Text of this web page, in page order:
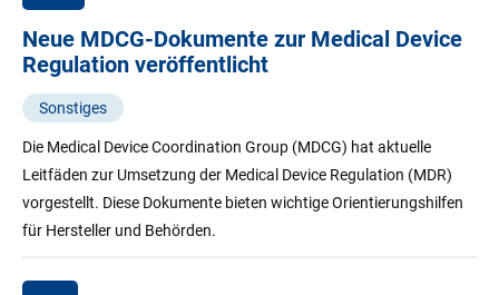
Neue MDCG-Dokumente zur Medical Device
Regulation veröffentlicht
Sonstiges
Die Medical Device Coordination Group (MDCG) hat aktuelle
Leitfäden zur Umsetzung der Medical Device Regulation (MDR)
vorgestellt. Diese Dokumente bieten wichtige Orientierungshilfen
für Hersteller und Behörden.